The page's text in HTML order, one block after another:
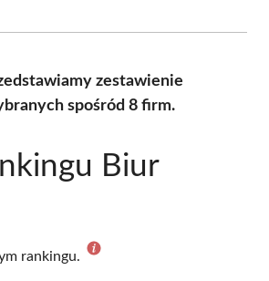
(Twitter)
zestawienie
spośród 8 firm.
Biur
rankingu.